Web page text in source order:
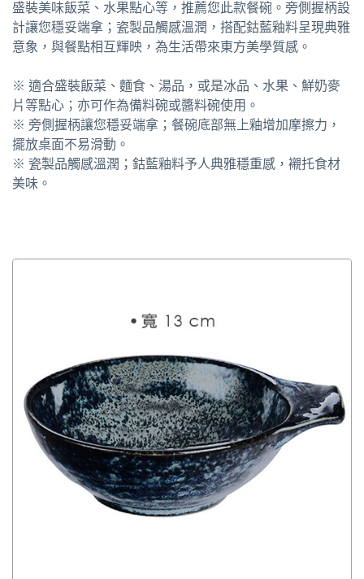
盛裝美味飯菜、水果點心等，推薦您此款餐碗。旁側握柄設
計讓您穩妥端拿；瓷製品觸感溫潤，搭配鈷藍釉料呈現典雅
意象，與餐點相互輝映，為生活帶來東方美學質感。
※ 適合盛裝飯菜、麵食、湯品，或是冰品、水果、鮮奶麥
片等點心；亦可作為備料碗或醬料碗使用。
※ 旁側握柄讓您穩妥端拿；餐碗底部無上釉增加摩擦力，
擺放桌面不易滑動。
※ 瓷製品觸感溫潤；鈷藍釉料予人典雅穩重感，襯托食材
美味。